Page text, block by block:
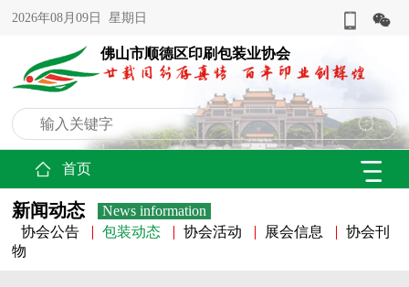
2026年08月09日 星期日
佛山市顺德区印刷包装业协会
首页
新闻动态
News information
协会公告
包装动态 协会活动 展会信息
协会刊
物